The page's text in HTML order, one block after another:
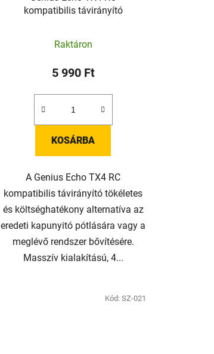
kompatibilis távirányító
Raktáron
5 990 Ft
KOSÁRBA
A Genius Echo TX4 RC
kompatibilis távirányító tökéletes
és költséghatékony alternatíva az
eredeti kapunyitó pótlására vagy a
meglévő rendszer bővítésére.
Masszív kialakítású, 4...
Kód: SZ-021